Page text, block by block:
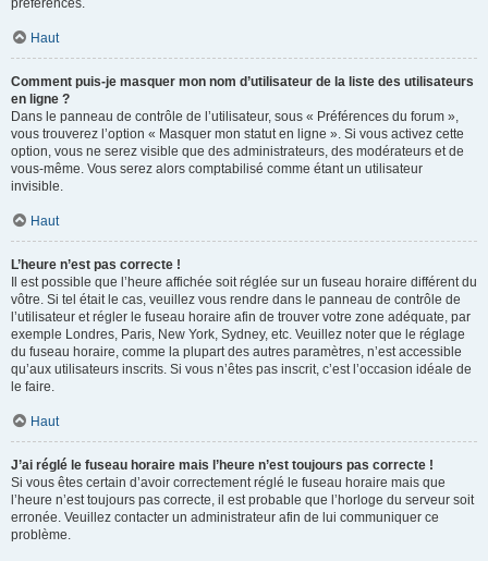
préférences.
Haut
Comment puis-je masquer mon nom d’utilisateur de la liste des utilisateurs
en ligne ?
Dans le panneau de contrôle de l’utilisateur, sous « Préférences du forum »,
vous trouverez l’option « Masquer mon statut en ligne ». Si vous activez cette
option, vous ne serez visible que des administrateurs, des modérateurs et de
vous-même. Vous serez alors comptabilisé comme étant un utilisateur
invisible.
Haut
L’heure n’est pas correcte !
Il est possible que l’heure affichée soit réglée sur un fuseau horaire différent du
vôtre. Si tel était le cas, veuillez vous rendre dans le panneau de contrôle de
l’utilisateur et régler le fuseau horaire afin de trouver votre zone adéquate, par
exemple Londres, Paris, New York, Sydney, etc. Veuillez noter que le réglage
du fuseau horaire, comme la plupart des autres paramètres, n’est accessible
qu’aux utilisateurs inscrits. Si vous n’êtes pas inscrit, c’est l’occasion idéale de
le faire.
Haut
J’ai réglé le fuseau horaire mais l’heure n’est toujours pas correcte !
Si vous êtes certain d’avoir correctement réglé le fuseau horaire mais que
l’heure n’est toujours pas correcte, il est probable que l’horloge du serveur soit
erronée. Veuillez contacter un administrateur afin de lui communiquer ce
problème.